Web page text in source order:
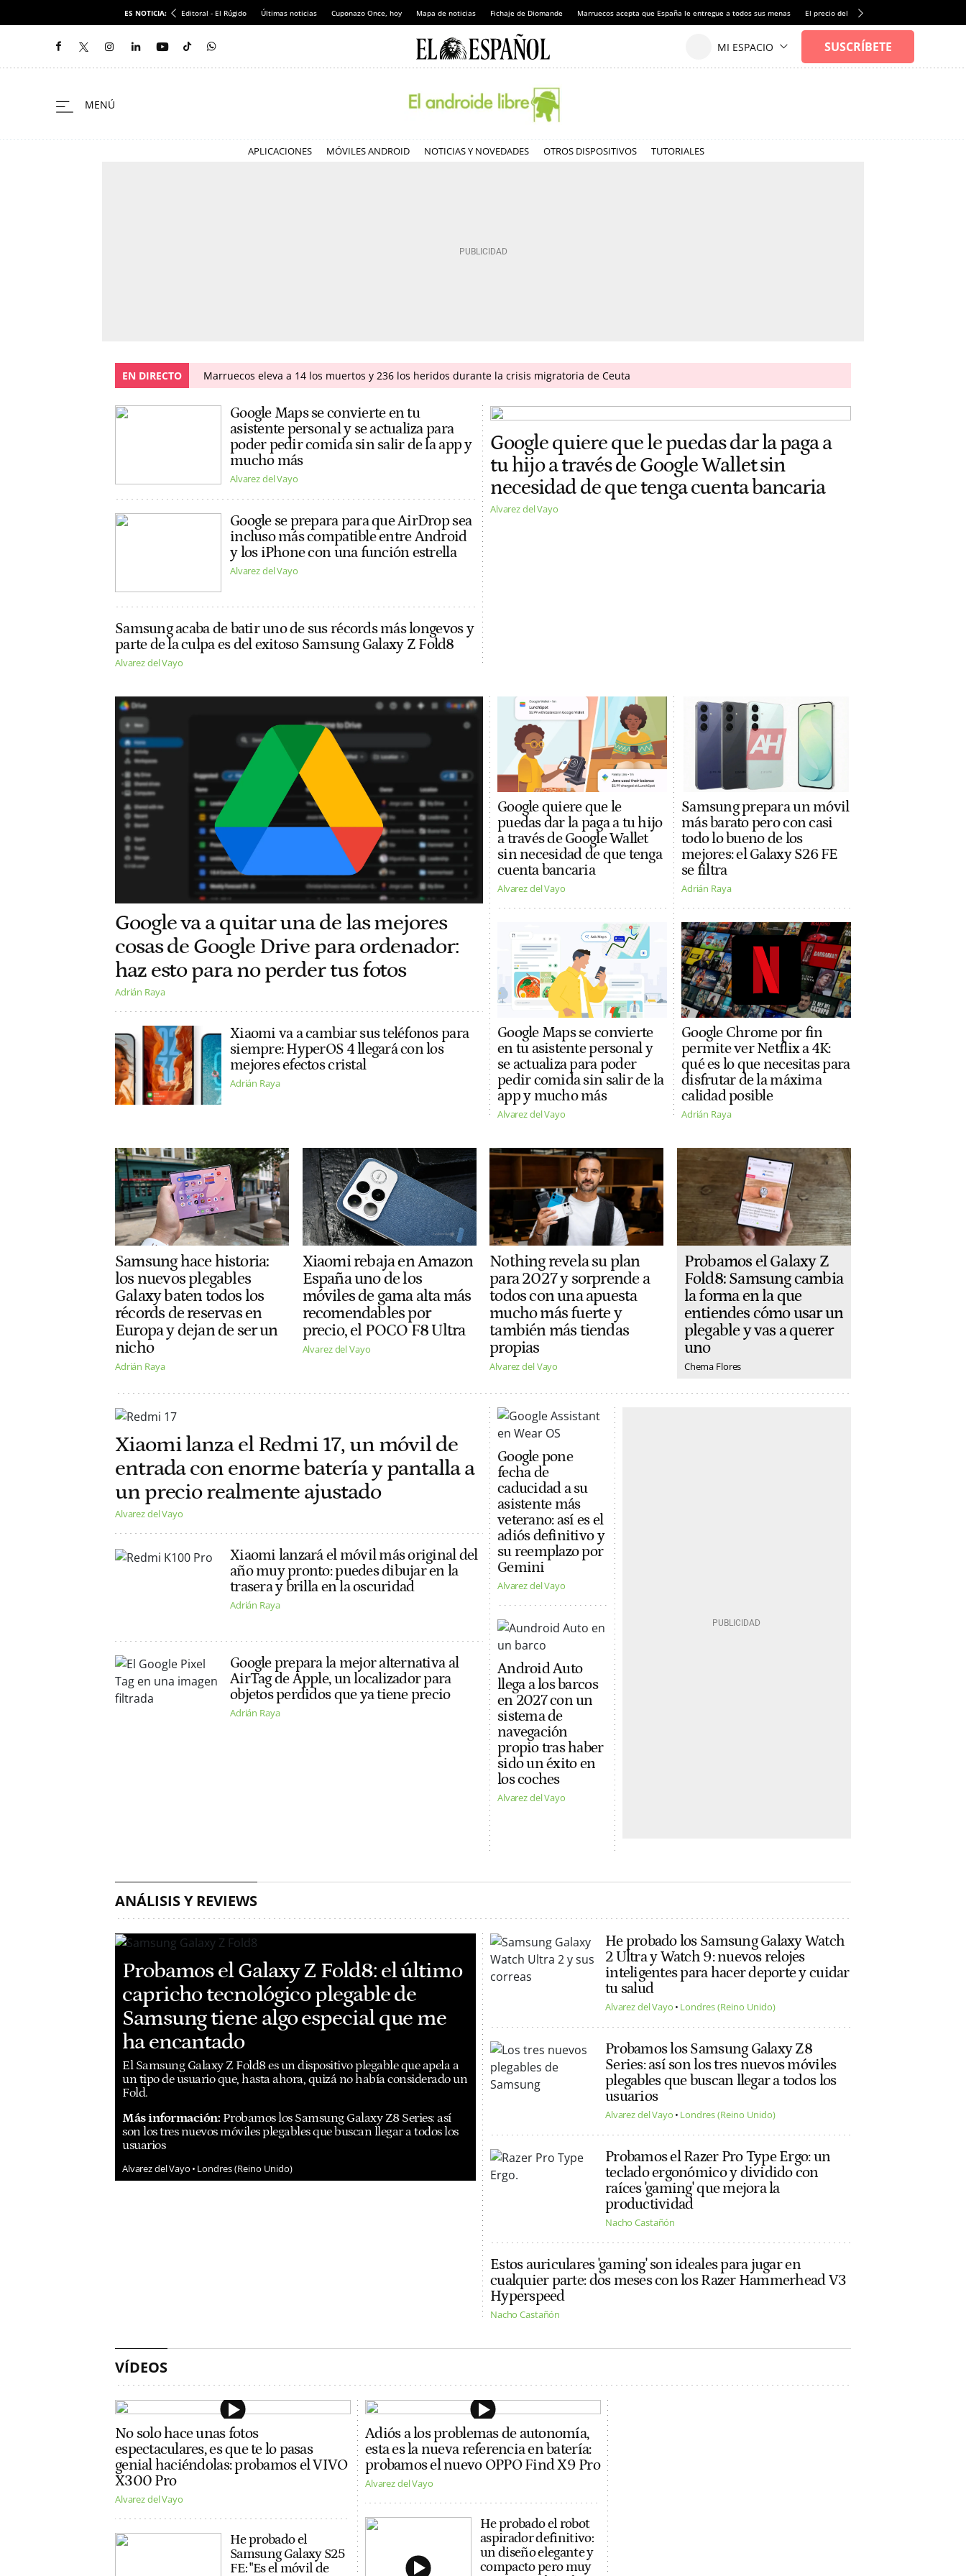
ES NOTICIA: Editoral - El Rúgido Últimas noticias Cuponazo Once, hoy Mapa de noticias Fichaje de Diomande Marruecos acepta que España le entregue a todos sus menas El precio del alquiler de vivienda baja por
APLICACIONES MÓVILES ANDROID NOTICIAS Y NOVEDADES OTROS DISPOSITIVOS TUTORIALES
EN DIRECTO Marruecos eleva a 14 los muertos y 236 los heridos durante la crisis migratoria de Ceuta
Google Maps se convierte en tu
asistente personal y se actualiza para
poder pedir comida sin salir de la app y
mucho más
Alvarez del Vayo
Google se prepara para que AirDrop sea
incluso más compatible entre Android
y los iPhone con una función estrella
Alvarez del Vayo
Samsung acaba de batir uno de sus récords más longevos y
parte de la culpa es del exitoso Samsung Galaxy Z Fold8
Alvarez del Vayo
Google quiere que le puedas dar la paga a
tu hijo a través de Google Wallet sin
necesidad de que tenga cuenta bancaria
Alvarez del Vayo
Google va a quitar una de las mejores
cosas de Google Drive para ordenador:
haz esto para no perder tus fotos
Adrián Raya
Xiaomi va a cambiar sus teléfonos para
siempre: HyperOS 4 llegará con los
mejores efectos cristal
Adrián Raya
Google quiere que le
puedas dar la paga a tu hijo
a través de Google Wallet
sin necesidad de que tenga
cuenta bancaria
Alvarez del Vayo
Google Maps se convierte
en tu asistente personal y
se actualiza para poder
pedir comida sin salir de la
app y mucho más
Alvarez del Vayo
Samsung prepara un móvil
más barato pero con casi
todo lo bueno de los
mejores: el Galaxy S26 FE
se filtra
Adrián Raya
Google Chrome por fin
permite ver Netflix a 4K:
qué es lo que necesitas para
disfrutar de la máxima
calidad posible
Adrián Raya
Samsung hace historia:
los nuevos plegables
Galaxy baten todos los
récords de reservas en
Europa y dejan de ser un
nicho
Adrián Raya
Xiaomi rebaja en Amazon
España uno de los
móviles de gama alta más
recomendables por
precio, el POCO F8 Ultra
Alvarez del Vayo
Nothing revela su plan
para 2027 y sorprende a
todos con una apuesta
mucho más fuerte y
también más tiendas
propias
Alvarez del Vayo
Probamos el Galaxy Z
Fold8: Samsung cambia
la forma en la que
entiendes cómo usar un
plegable y vas a querer
uno
Chema Flores
Xiaomi lanza el Redmi 17, un móvil de
entrada con enorme batería y pantalla a
un precio realmente ajustado
Alvarez del Vayo
Xiaomi lanzará el móvil más original del
año muy pronto: puedes dibujar en la
trasera y brilla en la oscuridad
Adrián Raya
Google prepara la mejor alternativa al
AirTag de Apple, un localizador para
objetos perdidos que ya tiene precio
Adrián Raya
Google pone
fecha de
caducidad a su
asistente más
veterano: así es el
adiós definitivo y
su reemplazo por
Gemini
Alvarez del Vayo
Android Auto
llega a los barcos
en 2027 con un
sistema de
navegación
propio tras haber
sido un éxito en
los coches
Alvarez del Vayo
ANÁLISIS Y REVIEWS
Probamos el Galaxy Z Fold8: el último
capricho tecnológico plegable de
Samsung tiene algo especial que me
ha encantado
El Samsung Galaxy Z Fold8 es un dispositivo plegable que apela a
un tipo de usuario que, hasta ahora, quizá no había considerado un
Fold.
Más información: Probamos los Samsung Galaxy Z8 Series: así
son los tres nuevos móviles plegables que buscan llegar a todos los
usuarios
Alvarez del Vayo Londres (Reino Unido)
He probado los Samsung Galaxy Watch
2 Ultra y Watch 9: nuevos relojes
inteligentes para hacer deporte y cuidar
tu salud
Alvarez del Vayo Londres (Reino Unido)
Probamos los Samsung Galaxy Z8
Series: así son los tres nuevos móviles
plegables que buscan llegar a todos los
usuarios
Alvarez del Vayo Londres (Reino Unido)
Probamos el Razer Pro Type Ergo: un
teclado ergonómico y dividido con
raíces 'gaming' que mejora la
productividad
Nacho Castañón
Estos auriculares 'gaming' son ideales para jugar en
cualquier parte: dos meses con los Razer Hammerhead V3
Hyperspeed
Nacho Castañón
VÍDEOS
No solo hace unas fotos
espectaculares, es que te lo pasas
genial haciéndolas: probamos el VIVO
X300 Pro
Alvarez del Vayo
He probado el
Samsung Galaxy S25
FE: "Es el móvil de
Adiós a los problemas de autonomía,
esta es la nueva referencia en batería:
probamos el nuevo OPPO Find X9 Pro
Alvarez del Vayo
He probado el robot
aspirador definitivo:
un diseño elegante y
compacto pero muy